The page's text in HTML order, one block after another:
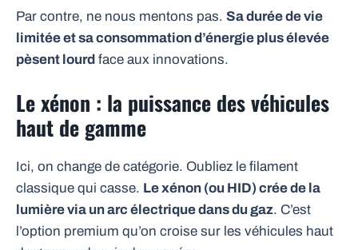
Par contre, ne nous mentons pas. Sa durée de vie
limitée et sa consommation d’énergie plus élevée
pèsent lourd face aux innovations.
Le xénon : la puissance des véhicules
haut de gamme
Ici, on change de catégorie. Oubliez le filament
classique qui casse. Le xénon (ou HID) crée de la
lumière via un arc électrique dans du gaz. C’est
l’option premium qu’on croise sur les véhicules haut